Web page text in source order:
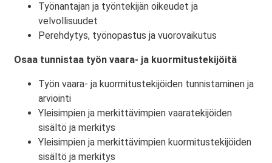
Työnantajan ja työntekijän oikeudet ja
velvollisuudet
Perehdytys, työnopastus ja vuorovaikutus
Osaa tunnistaa työn vaara- ja kuormitustekijöitä
Työn vaara- ja kuormitustekijöiden tunnistaminen ja
arviointi
Yleisimpien ja merkittävimpien vaaratekijöiden
sisältö ja merkitys
Yleisimpien ja merkittävimpien kuormitustekijöiden
sisältö ja merkitys